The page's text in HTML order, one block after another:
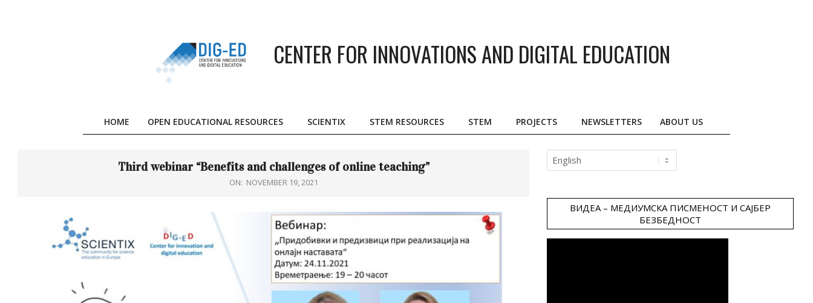
CENTER FOR INNOVATIONS AND DIGITAL EDUCATION
Primary
Menu
HOME OPEN EDUCATIONAL RESOURCES SCIENTIX STEM RESOURCES STEM PROJECTS NEWSLETTERS ABOUT US
Third webinar “Benefits and challenges of online teaching”
ON: NOVEMBER 19, 2021
Choose
a
ВИДЕА – МЕДИУМСКА ПИСМЕНОСТ И САЈБЕР
БЕЗБЕДНОСТ